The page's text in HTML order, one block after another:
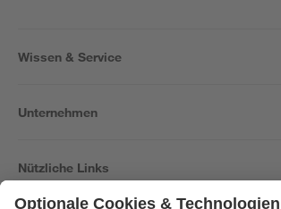
Wissen & Service
Unternehmen
Nützliche Links